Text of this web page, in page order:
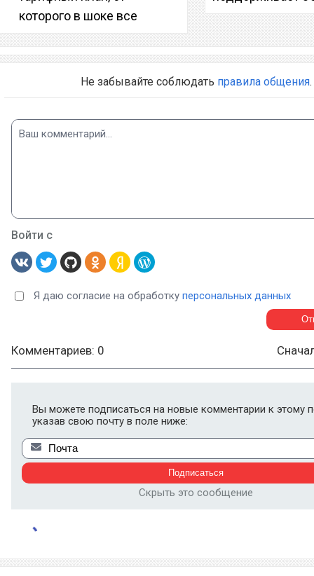
которого в шоке все
Не забывайте соблюдать правила общения.
Войти с
Я даю согласие на обработку персональных данных
Комментариев: 0
Вы можете подписаться на новые комментарии к этому
указав свою почту в поле ниже:
Скрыть это сообщение